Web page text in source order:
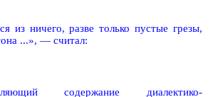
из ничего, разве только пустые грезы,
...», — считал:
содержание диалектико-